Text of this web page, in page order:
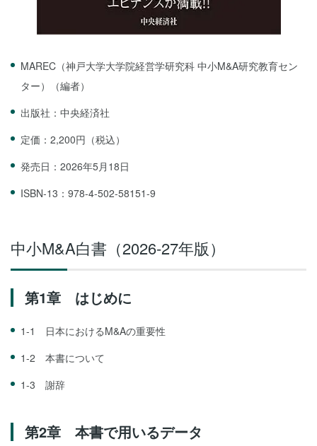
MAREC（神戸大学大学院経営学研究科 中小M&A研究教育セン
ター）（編者）
出版社：中央経済社
定価：2,200円（税込）
発売日：2026年5月18日
ISBN-13：978-4-502-58151-9
中小M&A白書（2026‐27年版）
第1章 はじめに
1-1 日本におけるM&Aの重要性
1-2 本書について
1-3 謝辞
第2章 本書で用いるデータ